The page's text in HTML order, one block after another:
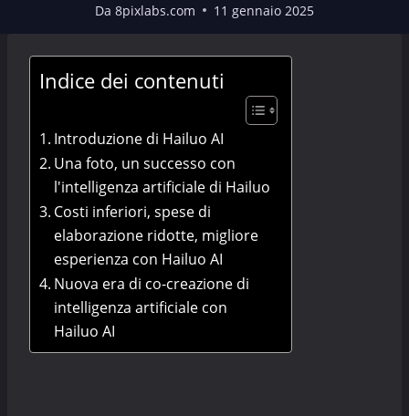
Da 8pixlabs.com 11 gennaio 2025
Indice dei contenuti
Introduzione di Hailuo AI
Una foto, un successo con
l'intelligenza artificiale di Hailuo
Costi inferiori, spese di
elaborazione ridotte, migliore
esperienza con Hailuo AI
Nuova era di co-creazione di
intelligenza artificiale con
Hailuo AI